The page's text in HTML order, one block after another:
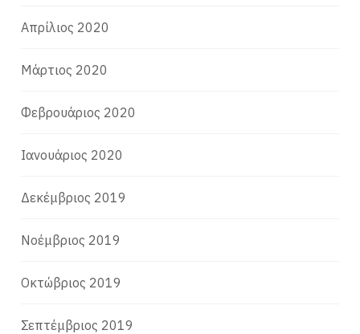
Απρίλιος 2020
Μάρτιος 2020
Φεβρουάριος 2020
Ιανουάριος 2020
Δεκέμβριος 2019
Νοέμβριος 2019
Οκτώβριος 2019
Σεπτέμβριος 2019